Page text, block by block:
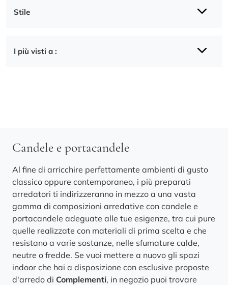
Stile
I più visti a :
Candele e portacandele
Al fine di arricchire perfettamente ambienti di gusto
classico oppure contemporaneo, i più preparati
arredatori ti indirizzeranno in mezzo a una vasta
gamma di composizioni arredative con candele e
portacandele adeguate alle tue esigenze, tra cui pure
quelle realizzate con materiali di prima scelta e che
resistano a varie sostanze, nelle sfumature calde,
neutre o fredde. Se vuoi mettere a nuovo gli spazi
indoor che hai a disposizione con esclusive proposte
d'arredo di Complementi, in negozio puoi trovare